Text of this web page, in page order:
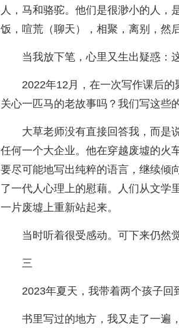
人，马和骆驼。他们是很渺小的人，
饭，喧荒（聊天），相聚，离别，然
当我放下笔，心里又生出疑惑：
2022年12月，在一次写作课后
关心一匹马的老故事吗？我们写这些
大草老师没有直接回答我，而是
任何一个大企业。他在穿越废墟的火
要尽可能地写出纯粹的语言，继续倾
了一代人心理上的慰藉。人们从文学
一片废墟上重新站起来。
当时听着很受感动。可下来仍然
三
2023年夏天，我带着两个孩子回
书里写过的地方，我又走了一遍